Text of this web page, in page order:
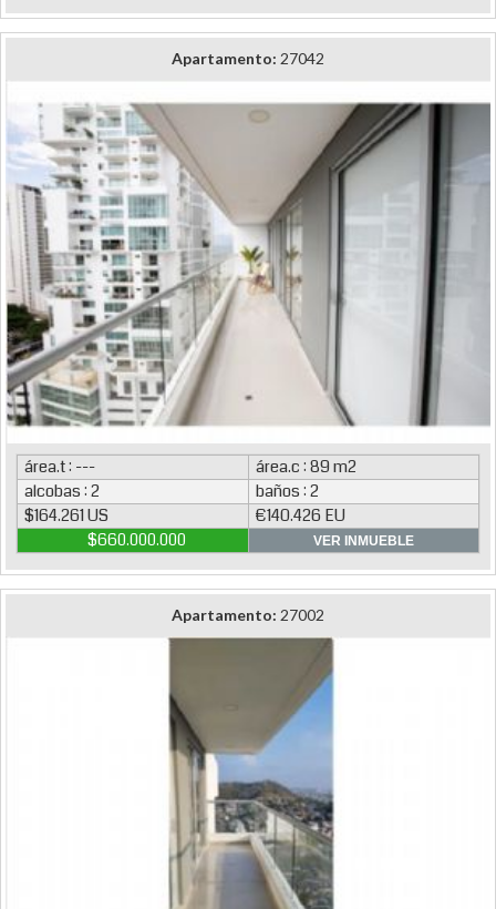
Apartamento: 27042
área.t : ---
área.c : 89 m2
alcobas : 2
baños : 2
$164.261 US
€140.426 EU
$660.000.000 VER INMUEBLE
Apartamento: 27002